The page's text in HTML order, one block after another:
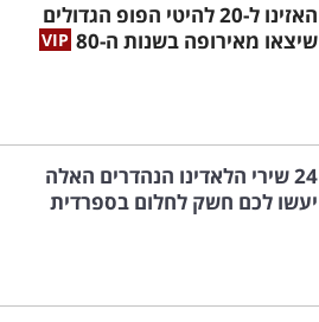
האזינו ל-20 להיטי הפופ הגדולים
שיצאו מאירופה בשנות ה-80
24 שירי הלאדינו הנהדרים האלה
יעשו לכם חשק לחלום בספרדית